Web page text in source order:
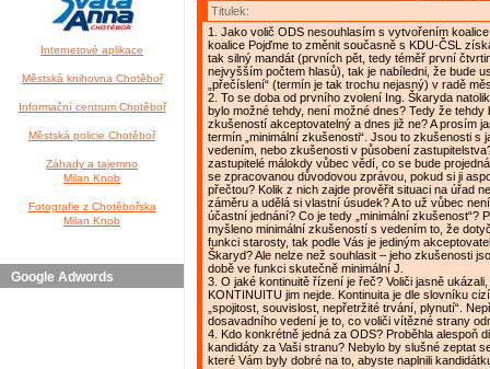
Internetové aplikace
Městská knihovna Chotěboř
Informační centrum Chotěboř
Městská policie Chotěboř
Záhady a tajemno
Milan Knob
Fotografie z Chotěbořska
Milan Knob
Google Adwords
Titulek:
1. Jako volič ODS nesouhlasím s vytvořením
koalice Pojďme to změnit současně s KDU-ČSL
tak silný mandát (prvních pět, tedy téměř první
nejvyšším počtem hlasů), tak je nabíledni, že bude
„přečíslení“ (termín je tak trochu nejasný) v radě
2. To se doba od prvního zvolení Ing. Škaryda
bylo možné tehdy, není možné dnes? Tedy že tehdy
zkušeností akceptovatelný a dnes již ne? A prosím
termín „minimální zkušenosti“. Jsou to zkušenosti s
vedením, nebo zkušenosti v působení
zastupitelé málokdy vůbec vědí, co se bude
se zpracovanou důvodovou zprávou, pokud si ji
přečtou? Kolik z nich zajde prověřit situaci na úřad
záměru a udělá si vlastní úsudek? A to už vůbec
účastní jednání? Co je tedy „minimální zkušenost“?
myšleno minimální zkušeností s vedením to, že
funkci starosty, tak podle Vás je jediným
Škaryd? Ale nelze než souhlasit – jeho zkušenosti
době ve funkci skutečně minimální J.
3. O jaké kontinuitě řízení je řeč? Voliči jasně
KONTINUITU jim nejde. Kontinuita je dle slovníku
„spojitost, souvislost, nepřetržité trvání, plynutí“.
dosavadního vedení je to, co voliči vítězné strany
4. Kdo konkrétně jedná za ODS? Proběhla alespoň
kandidáty za Vaši stranu? Nebylo by slušné zeptat
které Vám byly dobré na to, abyste naplnili